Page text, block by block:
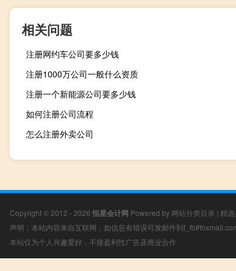
相关问题
注册网约车公司要多少钱
注册1000万公司一般什么资质
注册一个新能源公司要多少钱
如何注册公司流程
怎么注册外卖公司
Copyright © 2012 - 2026 恒星会计网 Powered by 网站分类目录 | 精
声明：本站内容来自互联网，如信息有错误可发邮件到
本站仅为个人兴趣爱好，不接盈利性广告及商业合作